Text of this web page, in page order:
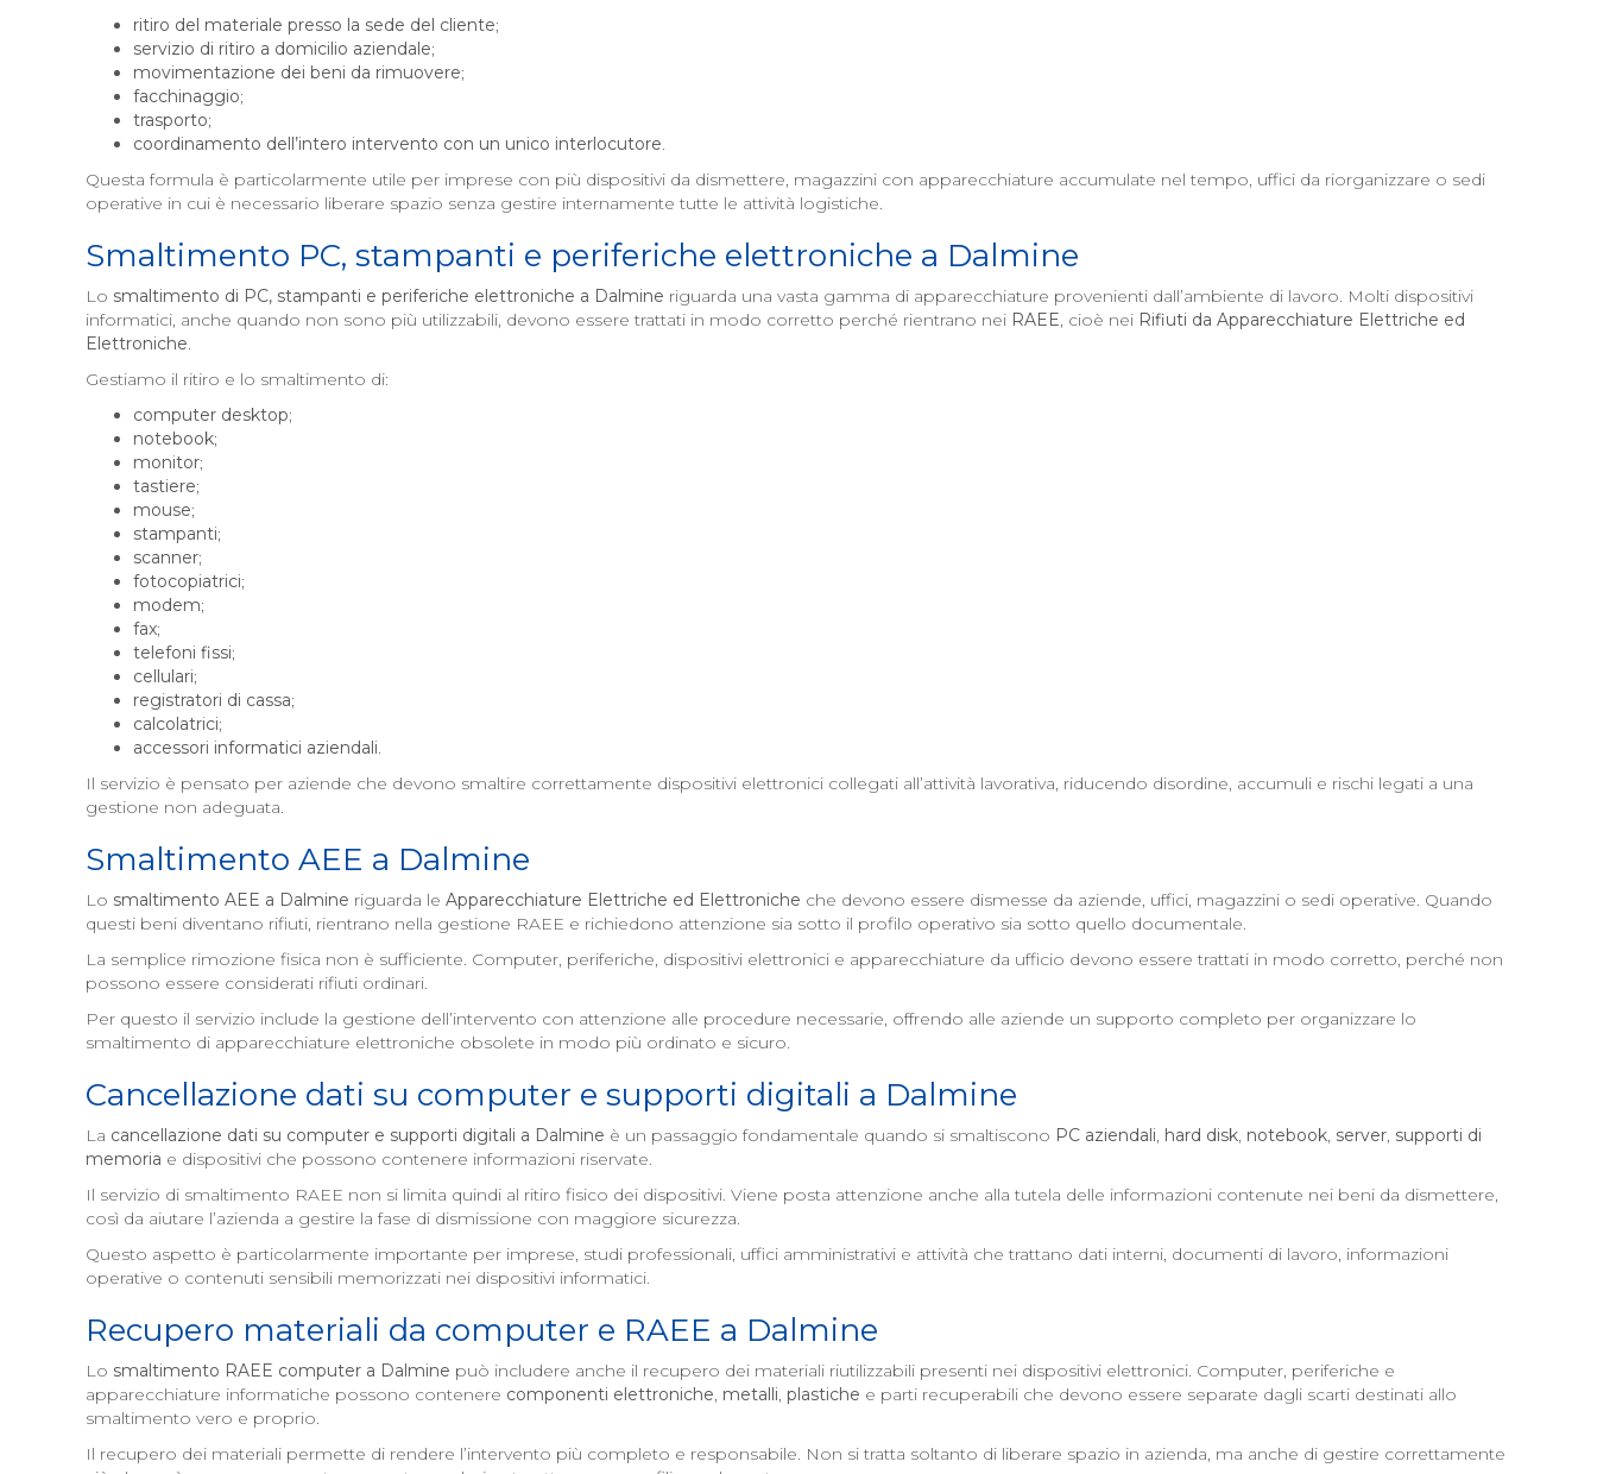
ritiro del materiale presso la sede del cliente;
servizio di ritiro a domicilio aziendale;
movimentazione dei beni da rimuovere;
facchinaggio;
trasporto;
coordinamento dell’intero intervento con un unico interlocutore.
Questa formula è particolarmente utile per imprese con più dispositivi da dismettere, magazzini con apparecchiature accumulate nel tempo, uffici da riorganizzare o sedi
operative in cui è necessario liberare spazio senza gestire internamente tutte le attività logistiche.
Smaltimento PC, stampanti e periferiche elettroniche a Dalmine
Lo smaltimento di PC, stampanti e periferiche elettroniche a Dalmine riguarda una vasta gamma di apparecchiature provenienti dall’ambiente di lavoro. Molti dispositivi
informatici, anche quando non sono più utilizzabili, devono essere trattati in modo corretto perché rientrano nei RAEE, cioè nei Rifiuti da Apparecchiature Elettriche ed
Elettroniche.
Gestiamo il ritiro e lo smaltimento di:
computer desktop;
notebook;
monitor;
tastiere;
mouse;
stampanti;
scanner;
fotocopiatrici;
modem;
fax;
telefoni fissi;
cellulari;
registratori di cassa;
calcolatrici;
accessori informatici aziendali.
Il servizio è pensato per aziende che devono smaltire correttamente dispositivi elettronici collegati all’attività lavorativa, riducendo disordine, accumuli e rischi legati a una
gestione non adeguata.
Smaltimento AEE a Dalmine
Lo smaltimento AEE a Dalmine riguarda le Apparecchiature Elettriche ed Elettroniche che devono essere dismesse da aziende, uffici, magazzini o sedi operative. Quando
questi beni diventano rifiuti, rientrano nella gestione RAEE e richiedono attenzione sia sotto il profilo operativo sia sotto quello documentale.
La semplice rimozione fisica non è sufficiente. Computer, periferiche, dispositivi elettronici e apparecchiature da ufficio devono essere trattati in modo corretto, perché non
possono essere considerati rifiuti ordinari.
Per questo il servizio include la gestione dell’intervento con attenzione alle procedure necessarie, offrendo alle aziende un supporto completo per organizzare lo
smaltimento di apparecchiature elettroniche obsolete in modo più ordinato e sicuro.
Cancellazione dati su computer e supporti digitali a Dalmine
La cancellazione dati su computer e supporti digitali a Dalmine è un passaggio fondamentale quando si smaltiscono PC aziendali, hard disk, notebook, server, supporti di
memoria e dispositivi che possono contenere informazioni riservate.
Il servizio di smaltimento RAEE non si limita quindi al ritiro fisico dei dispositivi. Viene posta attenzione anche alla tutela delle informazioni contenute nei beni da dismettere,
così da aiutare l’azienda a gestire la fase di dismissione con maggiore sicurezza.
Questo aspetto è particolarmente importante per imprese, studi professionali, uffici amministrativi e attività che trattano dati interni, documenti di lavoro, informazioni
operative o contenuti sensibili memorizzati nei dispositivi informatici.
Recupero materiali da computer e RAEE a Dalmine
Lo smaltimento RAEE computer a Dalmine può includere anche il recupero dei materiali riutilizzabili presenti nei dispositivi elettronici. Computer, periferiche e
apparecchiature informatiche possono contenere componenti elettroniche, metalli, plastiche e parti recuperabili che devono essere separate dagli scarti destinati allo
smaltimento vero e proprio.
Il recupero dei materiali permette di rendere l’intervento più completo e responsabile. Non si tratta soltanto di liberare spazio in azienda, ma anche di gestire correttamente